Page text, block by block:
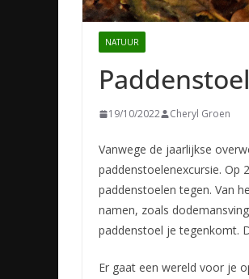
NATUUR
19/10/2022 Cheryl Groen
Vanwege de jaarlijkse
paddenstoelenexcursie. Op
paddenstoelen tegen. Van
namen, zoals
paddenstoel je tegenkomt.
Er gaat een wereld voor je